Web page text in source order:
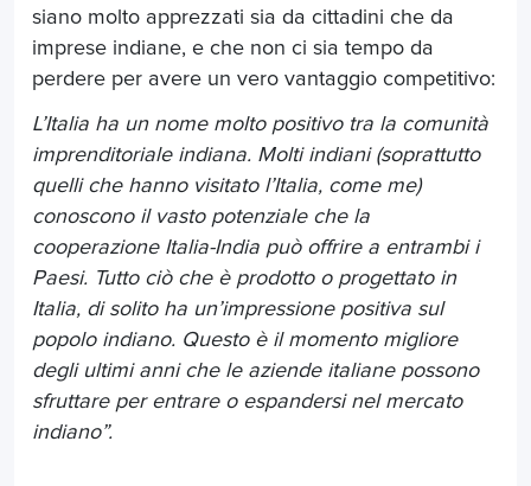
siano molto apprezzati sia da cittadini che da
imprese indiane, e che non ci sia tempo da
perdere per avere un vero vantaggio competitivo:
L’Italia ha un nome molto positivo tra la comunità
imprenditoriale indiana. Molti indiani (soprattutto
quelli che hanno visitato l’Italia, come me)
conoscono il vasto potenziale che la
cooperazione Italia-India può offrire a entrambi i
Paesi. Tutto ciò che è prodotto o progettato in
Italia, di solito ha un’impressione positiva sul
popolo indiano. Questo è il momento migliore
degli ultimi anni che le aziende italiane possono
sfruttare per entrare o espandersi nel mercato
indiano”.